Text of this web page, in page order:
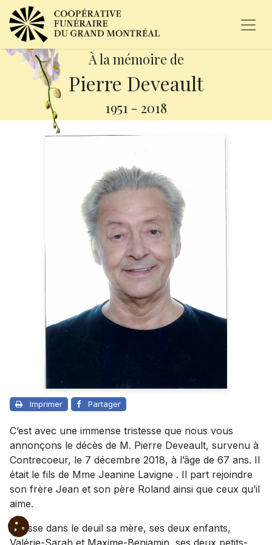
À la mémoire de
Pierre Deveault
1951 - 2018
Imprimer Partager
C’est avec une immense tristesse que nous vous
annonçons le décès de M. Pierre Deveault, survenu à
Contrecoeur, le 7 décembre 2018, à l’âge de 67 ans. Il
était le fils de Mme Jeanine Lavigne . Il part rejoindre
son frère Jean et son père Roland ainsi que ceux qu’il
aime.
Il laisse dans le deuil sa mère, ses deux enfants,